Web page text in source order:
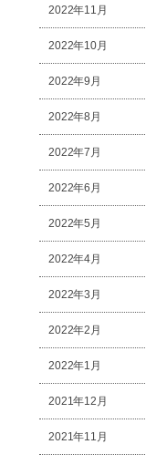
2022年11月
2022年10月
2022年9月
2022年8月
2022年7月
2022年6月
2022年5月
2022年4月
2022年3月
2022年2月
2022年1月
2021年12月
2021年11月